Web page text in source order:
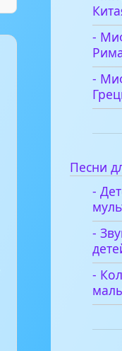
-
-
Песни
-
-
-